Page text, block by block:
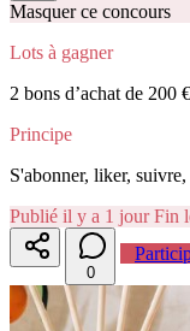
Masquer ce concours
Lots à gagner
2 bons d’achat de 200
Principe
S'abonner, liker, suivre,
Publié il y a 1 jour Fin
0